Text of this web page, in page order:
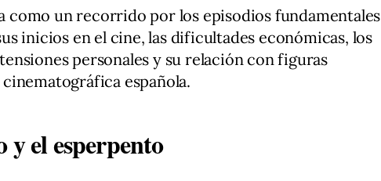
como un recorrido por los episodios fundamentales
inicios en el cine, las dificultades económicas, los
personales y su relación con figuras
española.
el esperpento